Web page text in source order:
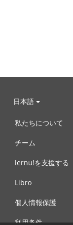
日本語
私たちについて
チーム
lernu!を支援する
Libro
個人情報保護
利用条件